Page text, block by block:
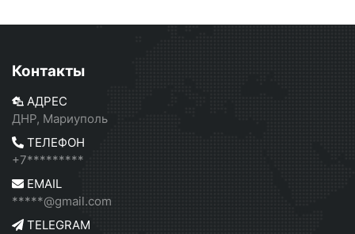
Контакты
АДРЕС
ДНР, Мариуполь
ТЕЛЕФОН
+7*********
EMAIL
*****@gmail.com
TELEGRAM